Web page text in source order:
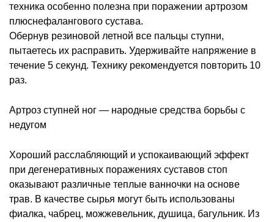
техника особенно полезна при поражении артрозом
плюснефалангового сустава.
Обернув резиновой летной все пальцы ступни,
пытаетесь их расправить. Удерживайте напряжение в
течение 5 секунд. Технику рекомендуется повторить 10
раз.
Артроз ступней ног — народные средства борьбы с
недугом
Хороший расслабляющий и успокаивающий эффект
при дегенеративных поражениях суставов стоп
оказывают различные теплые ванночки на основе
трав. В качестве сырья могут быть использованы
фиалка, чабрец, можжевельник, душица, багульник. Из